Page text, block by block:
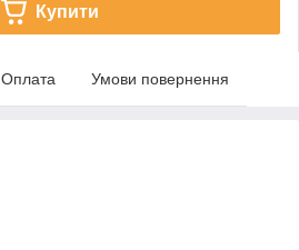
Купити
Оплата Умови повернення